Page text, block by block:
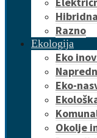
Razno
Ekologija
Eko
Eko-
Okolje